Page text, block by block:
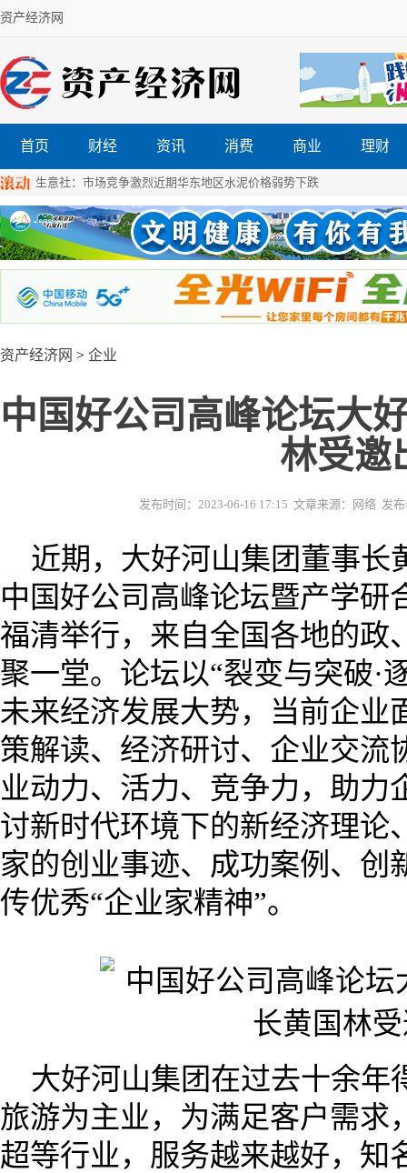
资产经济网
首页 财经 资讯 消费 商业 理财
生意社：市场竞争激烈近期华东地区水泥价格弱势下跌
资产经济网 > 企业
中国好公司高峰论坛大
林受邀
发布时间：2023-06-16 17:15 文章来源：网络 发
近期，大好河山集团董事长
中国好公司高峰论坛暨产学研
福清举行，来自全国各地的政
聚一堂。论坛以“裂变与突破·
未来经济发展大势，当前企业
策解读、经济研讨、企业交流
业动力、活力、竞争力，助力
讨新时代环境下的新经济理论
家的创业事迹、成功案例、创
传优秀“企业家精神”。
大好河山集团在过去十余年
旅游为主业，为满足客户需求
超等行业，服务越来越好，知